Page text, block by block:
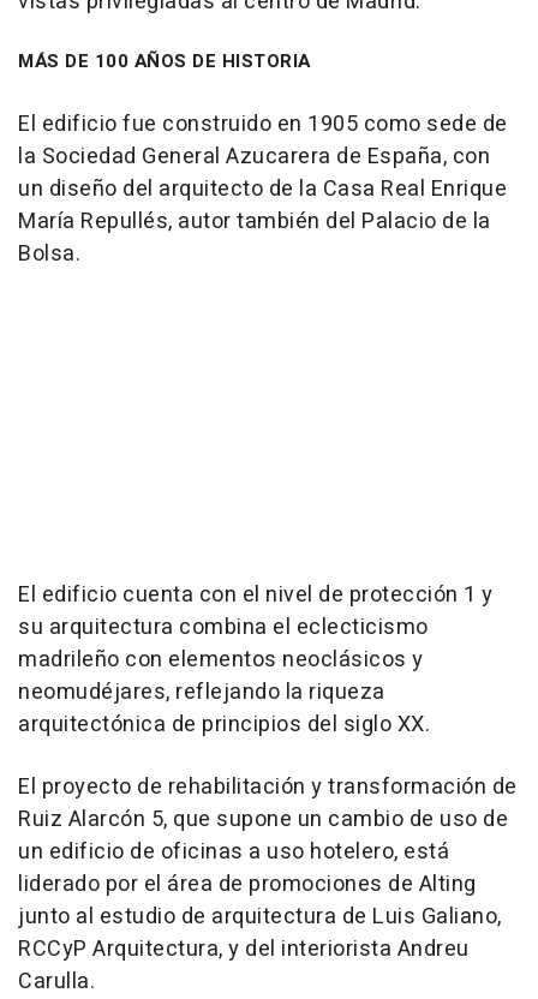
MÁS DE 100 AÑOS DE HISTORIA
El edificio fue construido en 1905 como sede de
la Sociedad General Azucarera de España, con
un diseño del arquitecto de la Casa Real Enrique
María Repullés, autor también del Palacio de la
Bolsa.
El edificio cuenta con el nivel de protección 1 y
su arquitectura combina el eclecticismo
madrileño con elementos neoclásicos y
neomudéjares, reflejando la riqueza
arquitectónica de principios del siglo XX.
El proyecto de rehabilitación y transformación de
Ruiz Alarcón 5, que supone un cambio de uso de
un edificio de oficinas a uso hotelero, está
liderado por el área de promociones de Alting
junto al estudio de arquitectura de Luis Galiano,
RCCyP Arquitectura, y del interiorista Andreu
Carulla.